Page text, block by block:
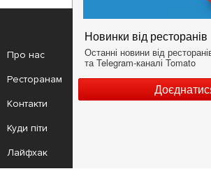
Про нас
Ресторанам
Контакти
Куди піти
Лайфхак
Рецепт дня
Новини
Анонси